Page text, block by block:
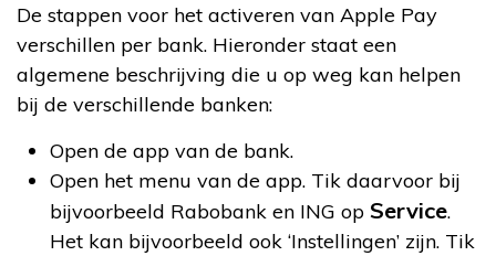
De stappen voor het activeren van Apple Pay
verschillen per bank. Hieronder staat een
algemene beschrijving die u op weg kan helpen
bij de verschillende banken:
Open de app van de bank.
Open het menu van de app. Tik daarvoor bij
bijvoorbeeld Rabobank en ING op Service.
Het kan bijvoorbeeld ook ‘Instellingen’ zijn. Tik